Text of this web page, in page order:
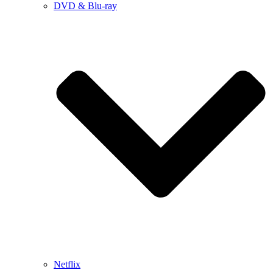
DVD & Blu-ray
Netflix